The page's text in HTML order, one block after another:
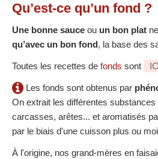
Qu’est-ce qu’un fond ?
Une bonne sauce ou un bon plat
qu’avec un bon fond, la base des
Toutes les recettes de fonds sont
Les fonds sont obtenus par
On extrait les différentes
carcasses, arêtes... et aromatisés
par le biais d'une cuisson plus ou
À l'origine, nos grand-mères en